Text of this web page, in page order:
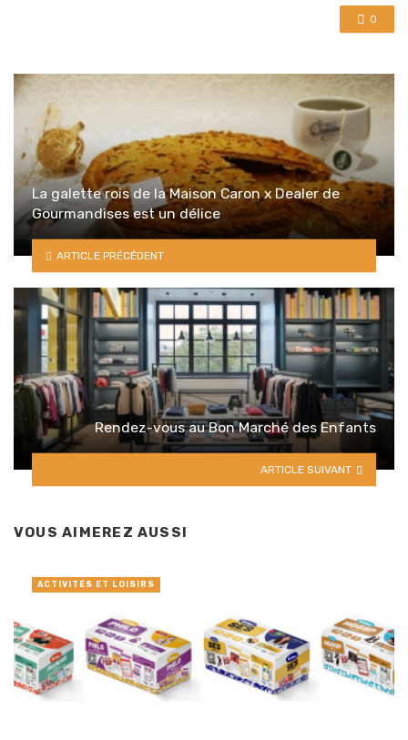
0
La galette rois de la Maison Caron x Dealer de
Gourmandises est un délice
ARTICLE PRÉCÉDENT
Rendez-vous au Bon Marché des Enfants
ARTICLE SUIVANT
VOUS AIMEREZ AUSSI
ACTIVITÉS ET LOISIRS